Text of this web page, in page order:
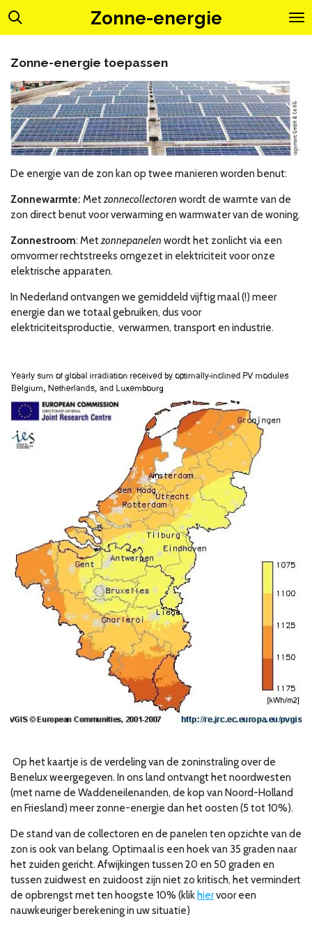
Ga
de
Zonne-energie
Zonne-energie toepassen
De energie van de zon kan op twee manieren worden benut:
Zonnewarmte: Metzonnecollectoren wordt de warmte van de
zon direct benut voor verwarming en warmwater van de woning.
Zonnestroom: Metzonnepanelen wordt het zonlicht via een
omvormer rechtstreeks omgezet in elektriciteit voor onze
elektrische apparaten.
In Nederland ontvangen we gemiddeld vijftig maal (!) meer
energie dan we totaal gebruiken, dus voor
elektriciteitsproductie, verwarmen, transport en industrie.
Op het kaartje is de verdeling van de zoninstraling over de
Benelux weergegeven. In ons land ontvangt het noordwesten
(met name de Waddeneilenanden, de kop van Noord-Holland
en Friesland) meer zonne-energie dan het oosten (5 tot 10%).
De stand van de collectoren en de panelen ten opzichte van de
zon is ook van belang. Optimaal is een hoek van 35 graden naar
het zuiden gericht. Afwijkingen tussen 20 en 50 graden en
tussen zuidwest en zuidoost zijn niet zo kritisch, het vermindert
de opbrengst met ten hoogste 10% (klik hiervoor een
nauwkeuriger berekening in uw situatie)